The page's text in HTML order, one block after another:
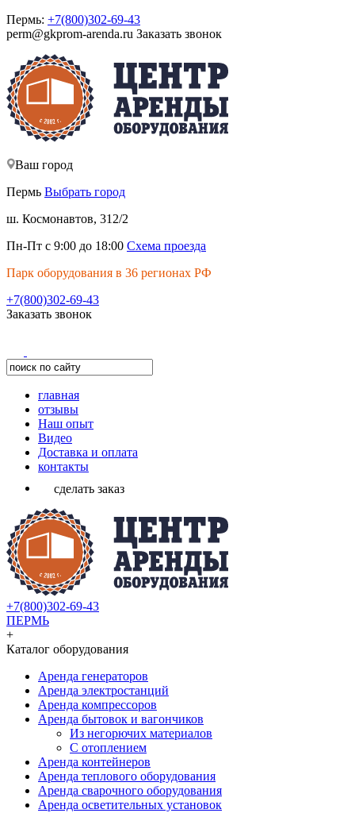
Пермь: +7(800)302-69-43
perm@gkprom-arenda.ru Заказать звонок
Ваш город
Пермь Выбрать город
ш. Космонавтов, 312/2
Пн-Пт с 9:00 до 18:00 Схема проезда
Парк оборудования в 36 регионах РФ
+7(800)302-69-43
Заказать звонок
главная
отзывы
Наш опыт
Видео
Доставка и оплата
контакты
сделать заказ
+7(800)302-69-43
ПЕРМЬ
+
Каталог оборудования
Аренда генераторов
Аренда электростанций
Аренда компрессоров
Аренда бытовок и вагончиков
Из негорючих материалов
С отоплением
Аренда контейнеров
Аренда теплового оборудования
Аренда сварочного оборудования
Аренда осветительных установок